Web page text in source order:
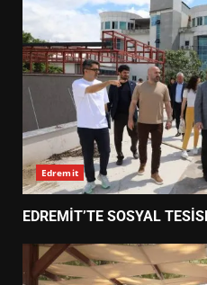
Edremit
EDREMİT’TE SOSYAL